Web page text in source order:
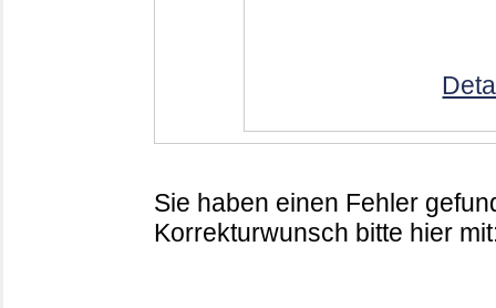
Sie haben einen Fehler
Korrekturwunsch bitte hier